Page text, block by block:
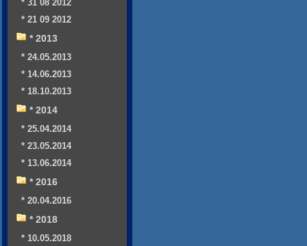
* 31 08 2012
* 21 09 2012
* 2013
* 24.05.2013
* 14.06.2013
* 18.10.2013
* 2014
* 25.04.2014
* 23.05.2014
* 13.06.2014
* 2016
* 20.04.2016
* 2018
* 10.05.2018